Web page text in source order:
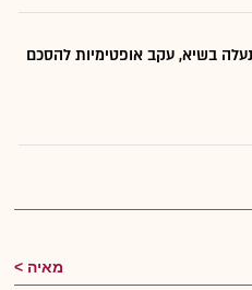
בשיא, עקב אופטימיות להסכם
מאיה